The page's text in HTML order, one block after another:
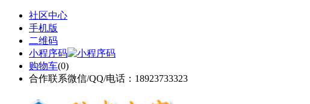
社区中心
手机版
二维码
小程序码
购物车(0)
合作联系微信/QQ/电话：18923733323